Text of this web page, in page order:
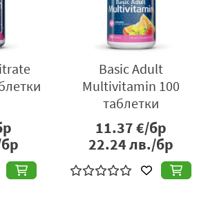
Basic Adult
Multivitamin 100
таблетки
11.37€/бр
22.24лв./бр